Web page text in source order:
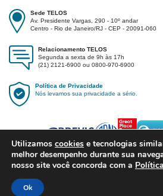
Sede TELOS
Av. Presidente Vargas, 290 - 10º andar
Centro - Rio de Janeiro/RJ - CEP - 20091-060
Relacionamento TELOS
Segunda a sexta de 9h às 17h
(21) 2121-6900 ou 0800-970-6900
Política de Privacidade
Nós levamos sua privacidade a sério.
Utilizamos cookies e tecnologias
melhor desempenho durante sua
nosso site você concorda com a
Ok